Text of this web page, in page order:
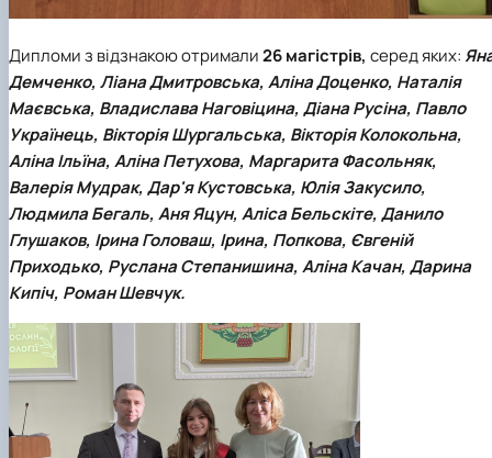
Дипломи з відзнакою отримали26 магістрів, серед яких:
Демченко, Ліана Дмитровська, Аліна Доценко, Наталія
Маєвська, Владислава Наговіцина, Діана Русіна, Павло
Українець, Вікторія Шургальська, Вікторія Колокольна,
Аліна Ільїна, Аліна Петухова, Маргарита Фасольняк,
Валерія Мудрак, Дар'я Кустовська, Юлія Закусило,
Людмила Бегаль, Аня Яцун, Аліса Бельскіте, Данило
Глушаков, Ірина Головаш, Ірина, Попкова, Євгеній
Приходько, Руслана Степанишина, Аліна Качан, Дарина
Кипіч, Роман Шевчук.